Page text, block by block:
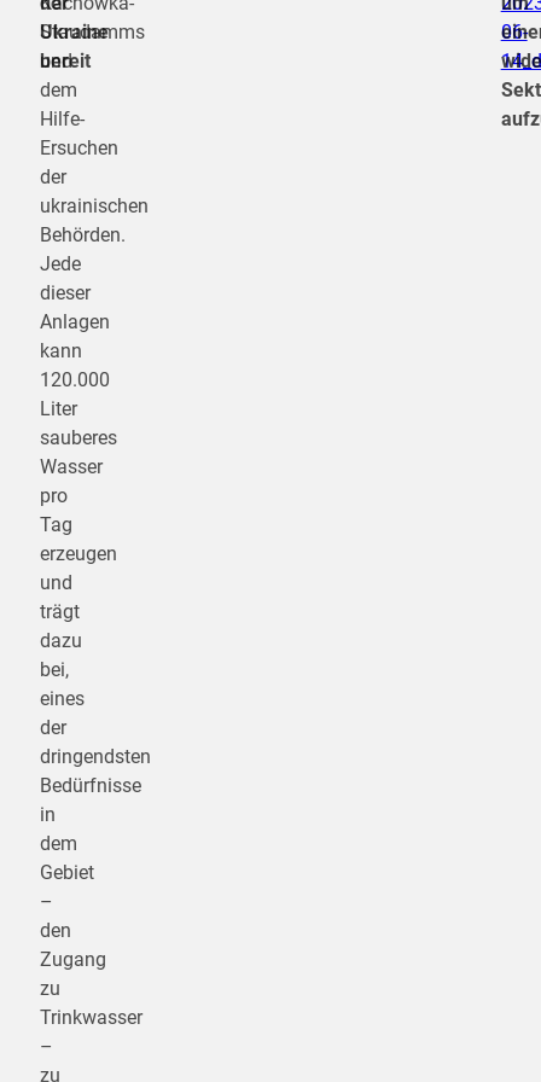
Ukraine
bereit
Staudamms
und
dem
Hilfe-
Ersuchen
der
ukrainischen
Behörden.
Jede
dieser
Anlagen
kann
120.000
Liter
sauberes
Wasser
pro
Tag
erzeugen
und
trägt
dazu
bei,
eines
der
dringendsten
Bedürfnisse
in
dem
Gebiet
–
den
Zugang
zu
Trinkwasser
–
zu
06-